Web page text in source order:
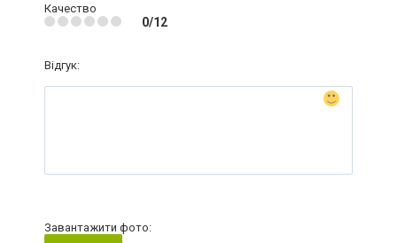
Качество
0/12
Відгук:
Завантажити фото: